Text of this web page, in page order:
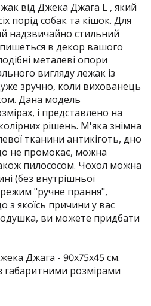
від Джека Джага L , який
порід собак та кішок. Для
надзвичайно стильний
в декор вашого
металеві опори
вигляду лежак із
зручно, коли вихованець
Дана модель
і представлено на
рішень. М'яка знімна
тканини антикіготь, дно
не промокає, можна
пилососом. Чохол можна
(без внутрішньої
"ручне прання",
з якоїсь причини у вас
ви можете придбати
Джага - 90х75х45 см.
габаритними розмірами